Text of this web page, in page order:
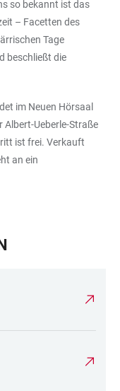
so bekannt ist das
– Facetten des
Tage
beschließt die
im Neuen Hörsaal
Ueberle-Straße
ist frei. Verkauft
an ein